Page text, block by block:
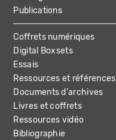
Publications
Coffrets numériques
Digital Boxsets
Essais
Ressources et références
Documents d'archives
Livres et coffrets
Ressources vidéo
Bibliographie